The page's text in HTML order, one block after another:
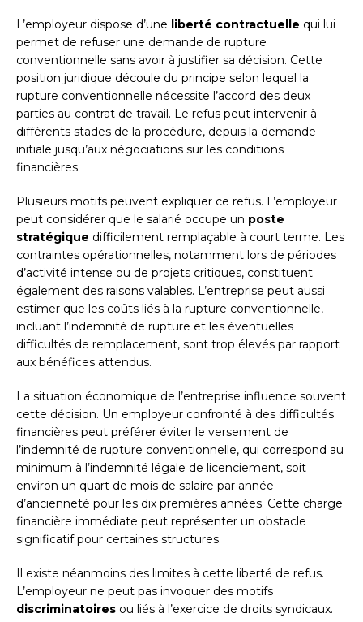
L’employeur dispose d’une liberté contractuelle qui lui
permet de refuser une demande de rupture
conventionnelle sans avoir à justifier sa décision. Cette
position juridique découle du principe selon lequel la
rupture conventionnelle nécessite l’accord des deux
parties au contrat de travail. Le refus peut intervenir à
différents stades de la procédure, depuis la demande
initiale jusqu’aux négociations sur les conditions
financières.
Plusieurs motifs peuvent expliquer ce refus. L’employeur
peut considérer que le salarié occupe un poste
stratégique difficilement remplaçable à court terme. Les
contraintes opérationnelles, notamment lors de périodes
d’activité intense ou de projets critiques, constituent
également des raisons valables. L’entreprise peut aussi
estimer que les coûts liés à la rupture conventionnelle,
incluant l’indemnité de rupture et les éventuelles
difficultés de remplacement, sont trop élevés par rapport
aux bénéfices attendus.
La situation économique de l’entreprise influence souvent
cette décision. Un employeur confronté à des difficultés
financières peut préférer éviter le versement de
l’indemnité de rupture conventionnelle, qui correspond au
minimum à l’indemnité légale de licenciement, soit
environ un quart de mois de salaire par année
d’ancienneté pour les dix premières années. Cette charge
financière immédiate peut représenter un obstacle
significatif pour certaines structures.
Il existe néanmoins des limites à cette liberté de refus.
L’employeur ne peut pas invoquer des motifs
discriminatoires ou liés à l’exercice de droits syndicaux.